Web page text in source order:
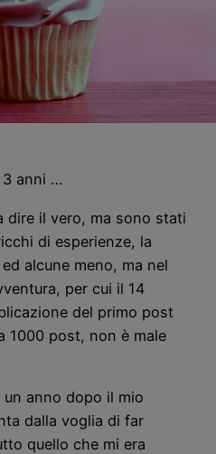
3 anni …
dire il vero, ma sono stati
di esperienze, la
alcune meno, ma nel
per cui il 14
del primo post
1000 post, non è male
anno dopo il mio
dalla voglia di far
quello che mi era